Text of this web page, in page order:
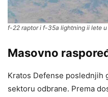
f-22 raptor i f-35a lightning ii lete
Masovno
Kratos Defense poslednjih
sektoru odbrane. Prema